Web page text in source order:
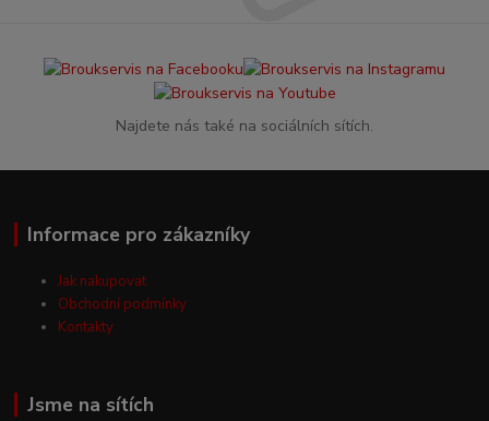
Najdete nás také na sociálních sítích.
Informace pro zákazníky
Jak nakupovat
Obchodní podmínky
Kontakty
Jsme na sítích